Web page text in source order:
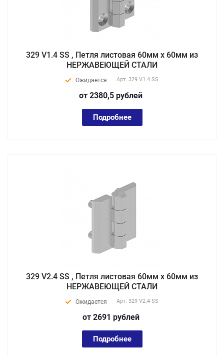
329 V1.4 SS , Петля листовая 60мм х 60мм из
НЕРЖАВЕЮЩЕЙ СТАЛИ
Ожидается Арт. 329 V1.4 SS
от 2380,5 рублей
Подробнее
329 V2.4 SS , Петля листовая 60мм х 60мм из
НЕРЖАВЕЮЩЕЙ СТАЛИ
Ожидается Арт. 329 V2.4 SS
от 2691 рублей
Подробнее